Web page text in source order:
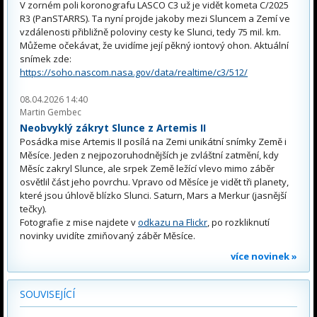
V zorném poli koronografu LASCO C3 už je vidět kometa C/2025
R3 (PanSTARRS). Ta nyní projde jakoby mezi Sluncem a Zemí ve
vzdálenosti přibližně poloviny cesty ke Slunci, tedy 75 mil. km.
Můžeme očekávat, že uvidíme její pěkný iontový ohon. Aktuální
snímek zde:
https://soho.nascom.nasa.gov/data/realtime/c3/512/
08.04.2026 14:40
Martin Gembec
Neobvyklý zákryt Slunce z Artemis II
Posádka mise Artemis II posílá na Zemi unikátní snímky Země i
Měsíce. Jeden z nejpozoruhodnějších je zvláštní zatmění, kdy
Měsíc zakryl Slunce, ale srpek Země ležící vlevo mimo záběr
osvětlil část jeho povrchu. Vpravo od Měsíce je vidět tři planety,
které jsou úhlově blízko Slunci. Saturn, Mars a Merkur (jasnější
tečky).
Fotografie z mise najdete vodkazu na Flickr, po rozkliknutí
novinky uvidíte zmiňovaný záběr Měsíce.
více novinek »
SOUVISEJÍCÍ